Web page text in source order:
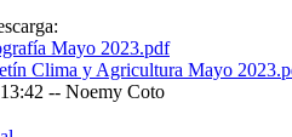
Mayo 2023.pdf
Clima y Agricultura Mayo
-- Noemy Coto